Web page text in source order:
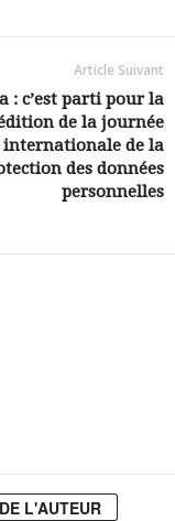
Article Suivant
: c’est parti pour la
de la journée
internationale de la
des données
personnelles
L'AUTEUR